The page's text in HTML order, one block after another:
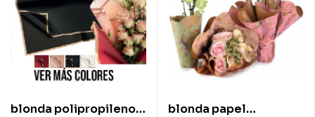
blonda polipropileno
blonda papel